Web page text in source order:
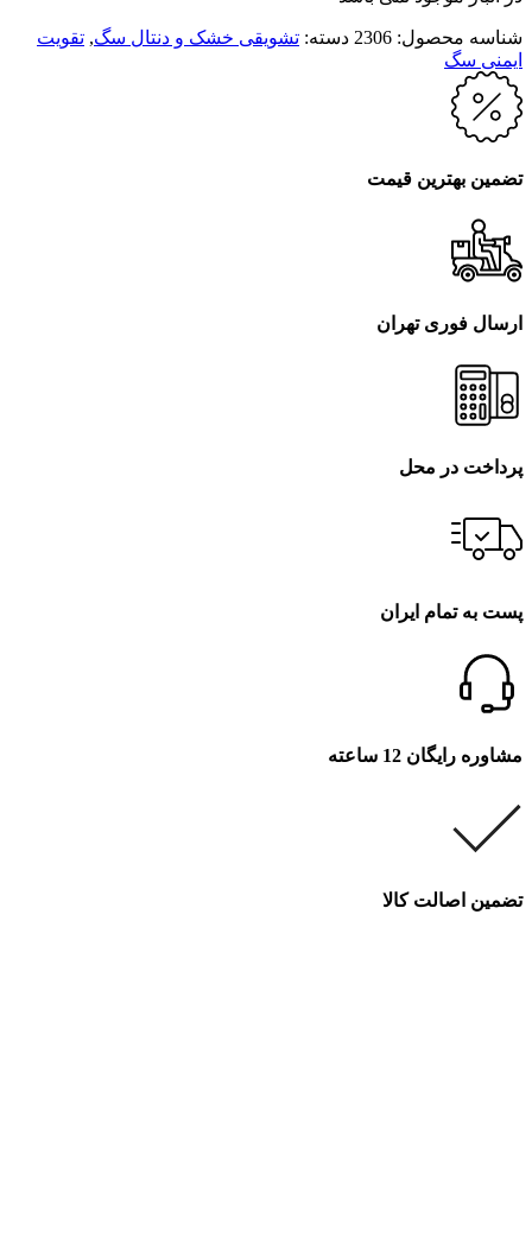
شناسه محصول: 2306 دسته: تشویقی خشک و دنتال سگ, تقویت
ایمنی سگ
تضمین بهترین قیمت
ارسال فوری تهران
پرداخت در محل
پست به تمام ایران
مشاوره رایگان 12 ساعته
تضمین اصالت کالا